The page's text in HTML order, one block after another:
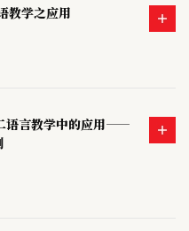
教学之应用
语言教学中的应用——